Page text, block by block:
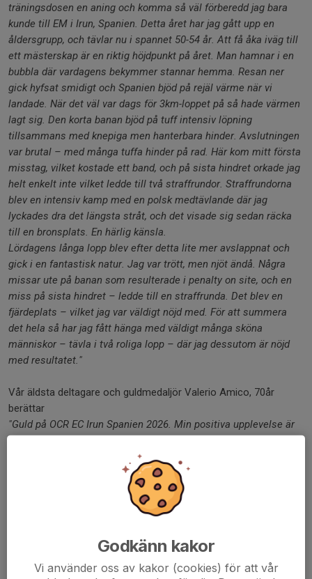
träningsdosen en aning och komma så väl förberedd jag bara
kunde till EM i Irun, Spanien. Detta året har jag gått upp en
åldersgrupp, och tävlar nu i spannet 50-54 år. Att få åka iväg till
ett mästerskap är en riktig höjdpunkt på året. Man hamnar i en
bubbla där vardagens bekymmer stannar hemma. Resan ner
gick hyfsat smidigt och Spanien bjöd på rejäl värme när vi
landade. När det väl var dags för 3km-loppet på så hade värmen
lagt sig. Den korta banan bjöd på tuff intensiv löpning
tillsammans med knepiga men hanterbara hinder. Avslutningen
var brutal – med många tuffa hinder på rad. Här kom mitt första
misstag, vilket kostade ett band, och på sista hindret orkade jag
helt enkelt inte vilket ledde till två straffrundor. Straffrundorna
blev en intensiv kamp med en polsk medtävlande där jag
lyckades dra det längsta stråt, och det visade sig sedan räcka
till en bronsplats. En härlig känsla.
Lördagens långa lopp blev efter detta lite mer avslappnat och
gick i en fantastisk natur. Jag var trött, men njöt ändå. Några
missar ute på banan som resulterade i penalty on site, och en
miss på sista hindret – ledde till en straffrunda. Det blev en
fjärdeplats – vilket jag var väldigt nöjd med. För att summera
det hela så har jag fått hänga med väldigt många sköna
människor – tävla i två roliga lopp – där jag dessutom är nöjd
med resultatet."
Vår äldsta deltagare och guldmedaljör Valerio Amico, 70år
berättar
"Guld på OCR EC Irun Spanien 2026. Min positiva upplevelse är
att jag har gjort ytterligare ett avtryck i OCR sporten genom min
guldmedalj 3 km Short Run. öppnade 60+-fältet i högt tempo
men jag valde att springa smart och spara kraft till hindren. När
jag kom tillbaka till stadion hade jag alla band kvar. Ett för hårt
sittande band gav kramp i höger underarm och kostade tid
fumlade i trapetsen. På hinder 22 och 23 av 24 förlorade jag två
band och fick göra två straffvarv. Med Lisa och lagkamraternas
hejarop i ryggen hittade jag ny energi och säkrade EM-guldet
med 19 sekunders marginal. Ett stort tack till Ronnie och Quan
Godkänn kakor
Vi använder oss av kakor (cookies) för att vår